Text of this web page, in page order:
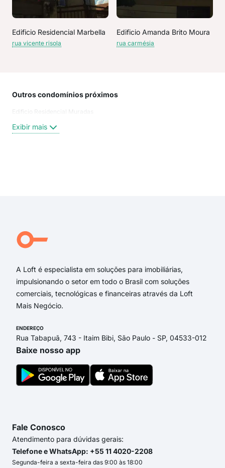
Edificio Residencial Marbella
rua vicente risola
Edificio Amanda Brito Moura
rua carmésia
Outros condomínios próximos
Edificio Residencial Muradas
Exibir mais
A Loft é especialista em soluções para imobiliárias,
impulsionando o setor em todo o Brasil com soluções
comerciais, tecnológicas e financeiras através da Loft
Mais Negócio.
ENDEREÇO
Rua Tabapuã, 743 - Itaim Bibi, São Paulo - SP, 04533-012
Baixe nosso app
Fale Conosco
Atendimento para dúvidas gerais:
Telefone e WhatsApp: +55 11 4020-2208
Segunda-feira a sexta-feira das 9:00 às 18:00